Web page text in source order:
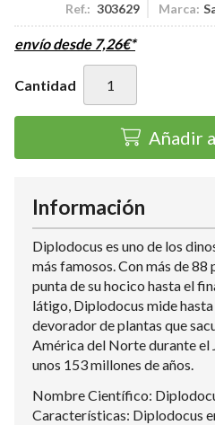
Ref.: 303629 Marca:
envío desde 7,26€*
Cantidad
Añadir
Información
Diplodocus es uno de los
más famosos. Con más de 88
punta de su hocico hasta el
látigo, Diplodocus mide
devorador de plantas que
América del Norte durante el
unos 153 millones de años.
Nombre Científico:
Características: Diplodocus